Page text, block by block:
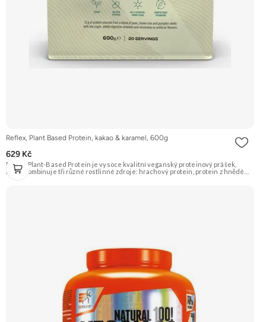
Reflex, Plant Based Protein, kakao & karamel, 600g
629 Kč
Reflex Plant-Based Protein je vysoce kvalitní veganský proteinový prášek,
který kombinuje tři různé rostlinné zdroje: hrachový protein, protein z hnědé